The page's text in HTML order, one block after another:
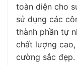
toàn diện cho
sử dụng các
thành phần tự
chất lượng
cường sắc đẹp.